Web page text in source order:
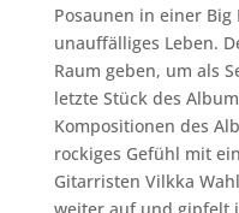
Posaunen in einer
unauffälliges Leben.
Raum geben, um als
letzte Stück des
Kompositionen des
rockiges Gefühl mit
Gitarristen Vilkka